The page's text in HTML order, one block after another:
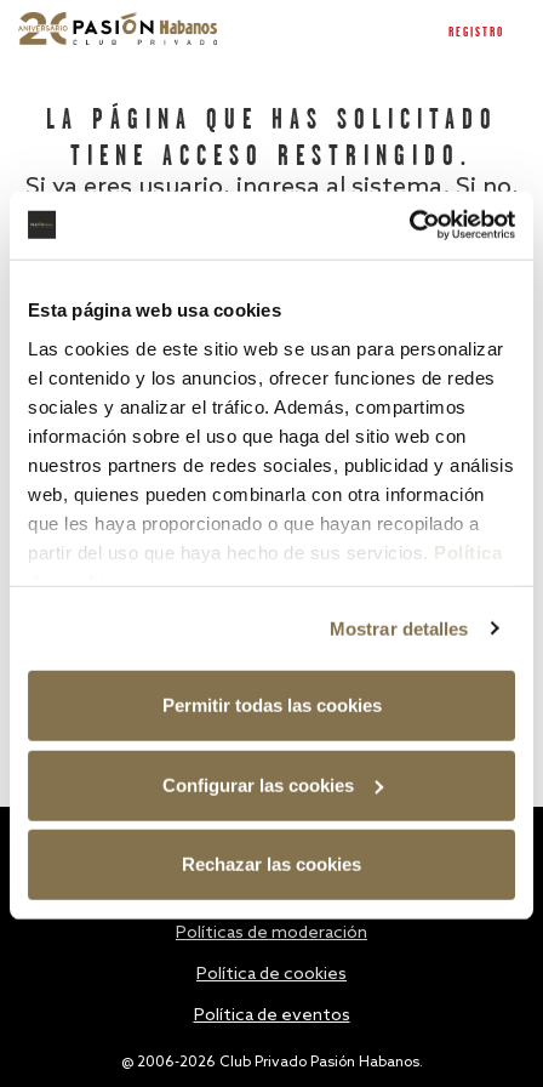
Esta página web usa cookies
Las cookies de este sitio web se usan para personalizar
el contenido y los anuncios, ofrecer funciones de redes
sociales y analizar el tráfico. Además, compartimos
información sobre el uso que haga del sitio web con
nuestros partners de redes sociales, publicidad y análisis
web, quienes pueden combinarla con otra información
que les haya proporcionado o que hayan recopilado a
partir del uso que haya hecho de sus servicios. Política
Mostrar detalles
Permitir todas las cookies
Configurar las cookies
Rechazar las cookies
REGISTRO
LA PÁGINA QUE HAS SOLICITADO
TIENE ACCESO RESTRINGIDO.
Si ya eres usuario, ingresa al sistema. Si no,
¿Has olvidado tu contraseña?
@ 2006-2026 Club Privado Pasión Habanos.
Políticas de moderación
Política de cookies
Política de eventos